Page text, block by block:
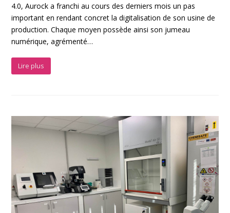
4.0, Aurock a franchi au cours des derniers mois un pas
important en rendant concret la digitalisation de son usine de
production. Chaque moyen possède ainsi son jumeau
numérique, agrémenté…
Lire plus